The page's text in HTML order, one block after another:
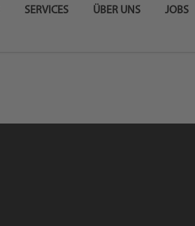
SERVICES ÜBER UNS JOBS